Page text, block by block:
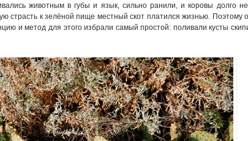
животным в губы и язык, сильно ранили, и коровы долго
страсть к зелёной пище местный скот платился жизнью. Поэтому
и метод для этого избрали самый простой: поливали кусты